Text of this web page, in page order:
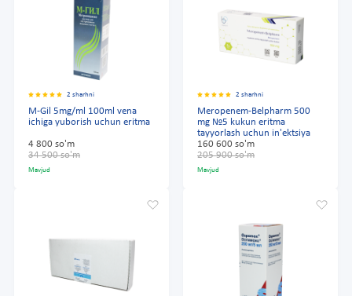
2 sharhni
M-Gil 5mg/ml 100ml vena
ichiga yuborish uchun eritma
4 800 so'm
34 500 so'm
Mavjud
2 sharhni
Meropenem-Belpharm 500
mg №5 kukun eritma
tayyorlash uchun in'ektsiya
160 600 so'm
205 900 so'm
Mavjud